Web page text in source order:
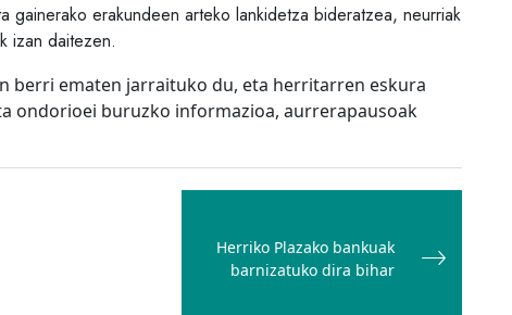
gainerako erakundeen arteko lankidetza bideratzea, neurriak
izan daitezen.
berri ematen jarraituko du, eta herritarren eskura
ondorioei buruzko informazioa, aurrerapausoak
Herriko Plazako bankuak
barnizatuko dira bihar